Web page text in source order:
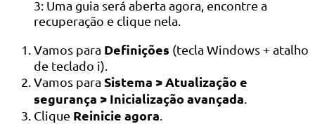
3: Uma guia será aberta agora, encontre a
recuperação e clique nela.
Vamos para Definições (tecla Windows + atalho
de teclado i).
Vamos para Sistema > Atualização e
segurança > Inicialização avançada
Clique Reinicie agora